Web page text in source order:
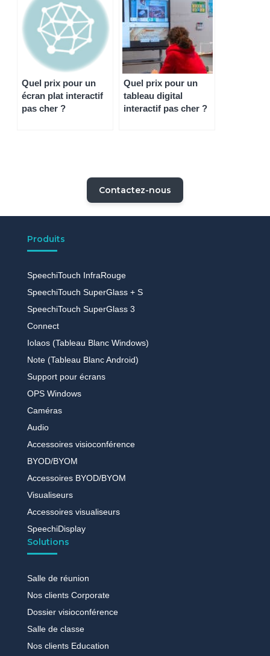
Quel prix pour un
écran plat interactif
pas cher ?
Quel prix pour un
tableau digital
interactif pas cher ?
Contactez-nous
Produits
SpeechiTouch InfraRouge
SpeechiTouch SuperGlass + S
SpeechiTouch SuperGlass 3
Connect
Iolaos (Tableau Blanc Windows)
Note (Tableau Blanc Android)
Support pour écrans
OPS Windows
Caméras
Audio
Accessoires visioconférence
BYOD/BYOM
Accessoires BYOD/BYOM
Visualiseurs
Accessoires visualiseurs
SpeechiDisplay
Solutions
Salle de réunion
Nos clients Corporate
Dossier visioconférence
Salle de classe
Nos clients Education